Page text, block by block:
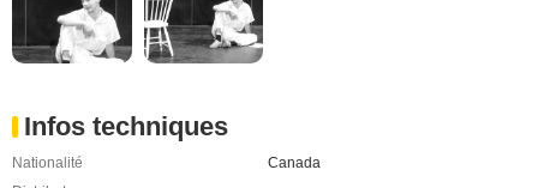
Infos techniques
Nationalité
Canada